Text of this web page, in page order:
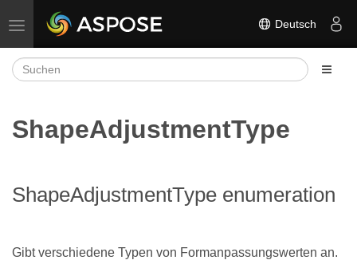
Navigation umschalten Deutsch
ShapeAdjustmentType
ShapeAdjustmentType enumeration
Gibt verschiedene Typen von Formanpassungswerten an.